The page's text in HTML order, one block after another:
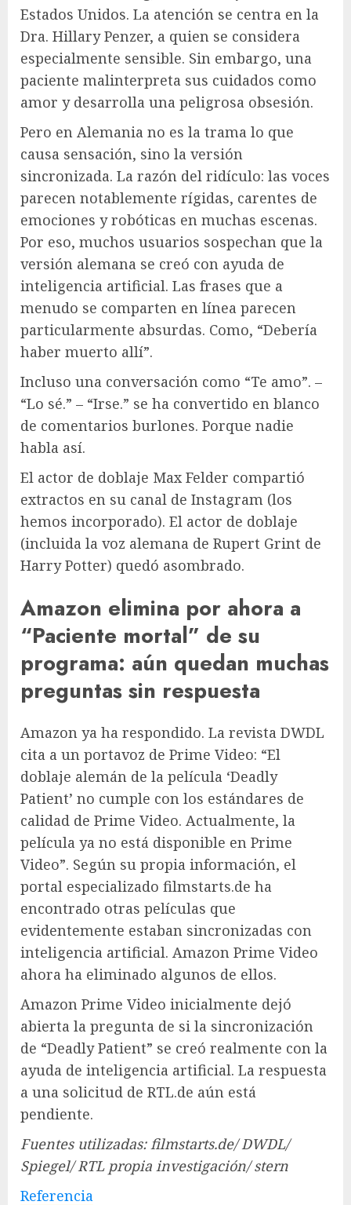
Estados Unidos. La atención se centra en la
Dra. Hillary Penzer, a quien se considera
especialmente sensible. Sin embargo, una
paciente malinterpreta sus cuidados como
amor y desarrolla una peligrosa obsesión.
Pero en Alemania no es la trama lo que
causa sensación, sino la versión
sincronizada. La razón del ridículo: las voces
parecen notablemente rígidas, carentes de
emociones y robóticas en muchas escenas.
Por eso, muchos usuarios sospechan que la
versión alemana se creó con ayuda de
inteligencia artificial. Las frases que a
menudo se comparten en línea parecen
particularmente absurdas. Como, “Debería
haber muerto allí”.
Incluso una conversación como “Te amo”. –
“Lo sé.” – “Irse.” se ha convertido en blanco
de comentarios burlones. Porque nadie
habla así.
El actor de doblaje Max Felder compartió
extractos en su canal de Instagram (los
hemos incorporado). El actor de doblaje
(incluida la voz alemana de Rupert Grint de
Harry Potter) quedó asombrado.
Amazon elimina por ahora a
“Paciente mortal” de su
programa: aún quedan muchas
preguntas sin respuesta
Amazon ya ha respondido. La revista DWDL
cita a un portavoz de Prime Video: “El
doblaje alemán de la película ‘Deadly
Patient’ no cumple con los estándares de
calidad de Prime Video. Actualmente, la
película ya no está disponible en Prime
Video”. Según su propia información, el
portal especializado filmstarts.de ha
encontrado otras películas que
evidentemente estaban sincronizadas con
inteligencia artificial. Amazon Prime Video
ahora ha eliminado algunos de ellos.
Amazon Prime Video inicialmente dejó
abierta la pregunta de si la sincronización
de “Deadly Patient” se creó realmente con la
ayuda de inteligencia artificial. La respuesta
a una solicitud de RTL.de aún está
pendiente.
Fuentes utilizadas: filmstarts.de/ DWDL/
Spiegel/ RTL propia investigación/ stern
Referencia